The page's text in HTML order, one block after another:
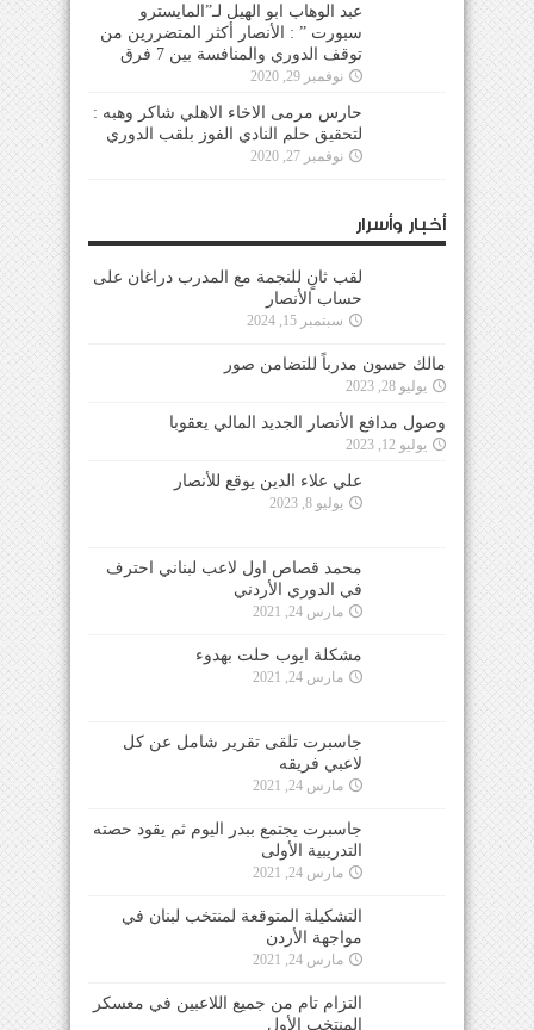
عبد الوهاب ابو الهيل لـ”المايسترو
سبورت ” : الأنصار أكثر المتضررين من
توقف الدوري والمنافسة بين 7 فرق
نوفمبر 29, 2020
حارس مرمى الاخاء الاهلي شاكر وهبه :
لتحقيق حلم النادي الفوز بلقب الدوري
نوفمبر 27, 2020
أخبار وأسرار
لقب ثانٍ للنجمة مع المدرب دراغان على
حساب الأنصار
سبتمبر 15, 2024
مالك حسون مدرباً للتضامن صور
يوليو 28, 2023
وصول مدافع الأنصار الجديد المالي يعقوبا
يوليو 12, 2023
علي علاء الدين يوقع للأنصار
يوليو 8, 2023
محمد قصاص اول لاعب لبناني احترف
في الدوري الأردني
مارس 24, 2021
مشكلة ايوب حلت بهدوء
مارس 24, 2021
جاسبرت تلقى تقرير شامل عن كل
لاعبي فريقه
مارس 24, 2021
جاسبرت يجتمع ببدر اليوم ثم يقود حصته
التدريبية الأولى
مارس 24, 2021
التشكيلة المتوقعة لمنتخب لبنان في
مواجهة الأردن
مارس 24, 2021
التزام تام من جميع اللاعبين في معسكر
المنتخب الأول